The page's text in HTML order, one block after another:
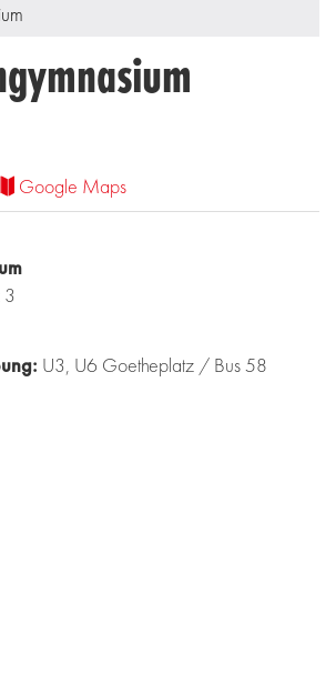
Google Maps
3
U3, U6 Goetheplatz / Bus 58